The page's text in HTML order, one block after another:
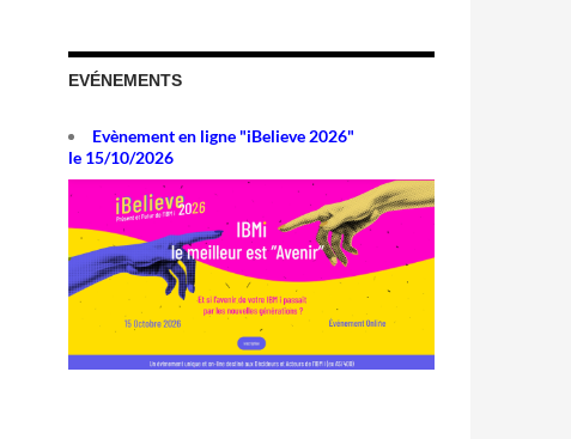
EVÉNEMENTS
Evènement en ligne "iBelieve 2026"
le 15/10/2026